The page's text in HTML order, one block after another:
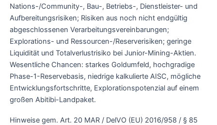
Nations-/Community-, Bau-, Betriebs-, Dienstleister- und
Aufbereitungsrisiken; Risiken aus noch nicht endgültig
abgeschlossenen Verarbeitungsvereinbarungen;
Explorations- und Ressourcen-/Reserverisiken; geringe
Liquidität und Totalverlustrisiko bei Junior-Mining-Aktien.
Wesentliche Chancen: starkes Goldumfeld, hochgradige
Phase-1-Reservebasis, niedrige kalkulierte AISC, mögliche
Entwicklungsfortschritte, Explorationspotenzial auf einem
großen Abitibi-Landpaket.
Hinweise gem. Art. 20 MAR / DelVO (EU) 2016/958 / § 85